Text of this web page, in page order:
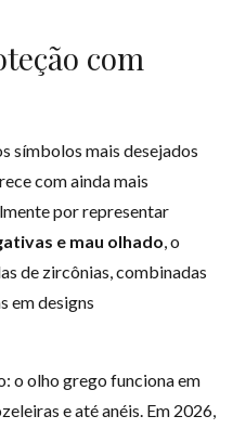
com
símbolos mais desejados
com ainda mais
por representar
e mau olhado, o
de zircônias, combinadas
em designs
o olho grego funciona em
e até anéis. Em 2026,